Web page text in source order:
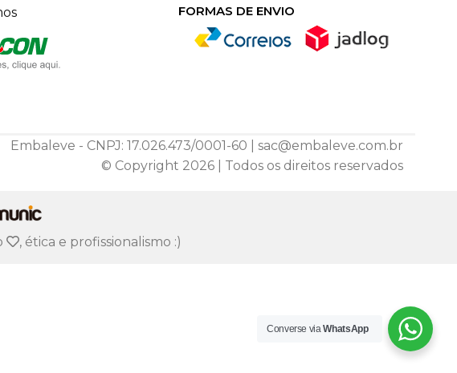
FORMAS DE ENVIO
Embaleve - CNPJ: 17.026.473/0001-60 | sac@embaleve.com.br
© Copyright 2026 | Todos os direitos reservados
, ética e profissionalismo :)
Converse viaWhatsApp